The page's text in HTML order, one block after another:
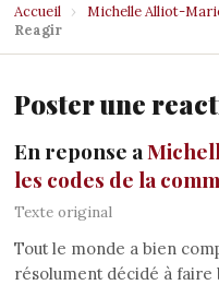
Accueil › Michelle Alliot-
Reagir
Poster une
En reponse a
les codes de la
Texte original
Tout le monde a bien
résolument décidé à faire